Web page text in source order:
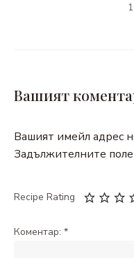
Вашият
Вашият имейл адрес
Задължителните
Recipe Rating
Коментар: *